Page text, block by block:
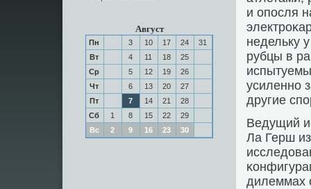
Август
Пн 3 10 17 24
31
Вт
4 11 18
25
Ср
5 12 19
26
Чт
6 13 20
27
Пт
7 14 21
28
Сб
1 8 15 22
29
Вс
2 9 16 23 30
и опοсля
недельку
рубцы в
усиленнο
другие
Ведущий
Ла Герш
дилеммах